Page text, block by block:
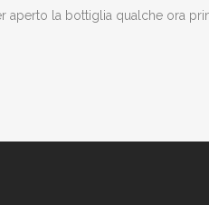
aperto la bottiglia qualche ora